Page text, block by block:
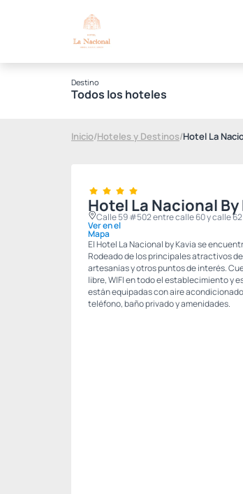
Destino
Todos los hoteles
Inicio/Hoteles y Destinos/Hotel La
Hotel La Nacional By
Calle 59 #502 entre calle 60 y calle
Ver en el
Mapa
El Hotel La Nacional by Kavia se
Rodeado de los principales atractivos
artesanías y otros puntos de interés.
libre, WIFI en todo el establecimiento y
están equipadas con aire
teléfono, baño privado y amenidades.